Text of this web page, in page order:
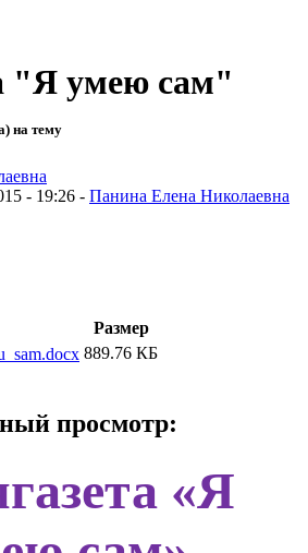
"Я умею сам"
на тему
- 19:26 - Панина Елена Николаевна
Размер
889.76 КБ
просмотр:
«Я